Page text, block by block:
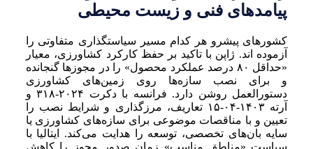
پیامدهای فنی و زیست محیطی
کشورهای پیشرو هر کدام مسیر سیاستگذاری متفاوتی را
آزموده اند. ژاپن با تاکید بر حفظ کارکرد کشاورزی، معیار
«حداقل ۸۰ درصد عملکرد محصول» را در مجوزها گنجانده
و برای نصب سازه‌ها روی زمین‌های کشاورزی
دستورالعمل روشن دارد. فرانسه با دکرت ۲۰۲۴-۳۱۸ و
آرته ۱۴۰۳-۰۴-۱۵ تعاریف، مرزگذاری و شرایط نصب را
تعیین و با مناقصات موضوعی برای سازه‌های کشاورزی یا
سایه بان‌های تخصصی، توسعه را هدایت می‌کند. ایتالیا با
سیاست «مناطق مناسب» زمان صدور مجوز را کاهش